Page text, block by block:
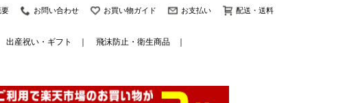
配送・送料
お支払い
お買い物ガイド
お問い合わせ
出産祝い・ギフト 飛沫防止・衛生商品